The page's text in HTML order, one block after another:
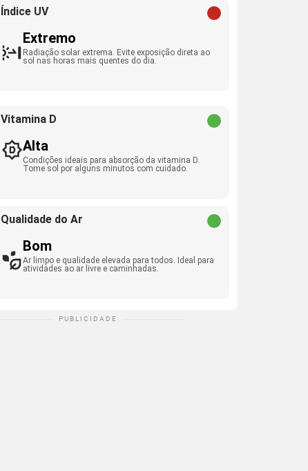
Índice UV
Extremo
Radiação solar extrema. Evite exposição direta ao
sol nas horas mais quentes do dia.
Vitamina D
Alta
Condições ideais para absorção da vitamina D.
Tome sol por alguns minutos com cuidado.
Qualidade do Ar
Bom
Ar limpo e qualidade elevada para todos. Ideal para
atividades ao ar livre e caminhadas.